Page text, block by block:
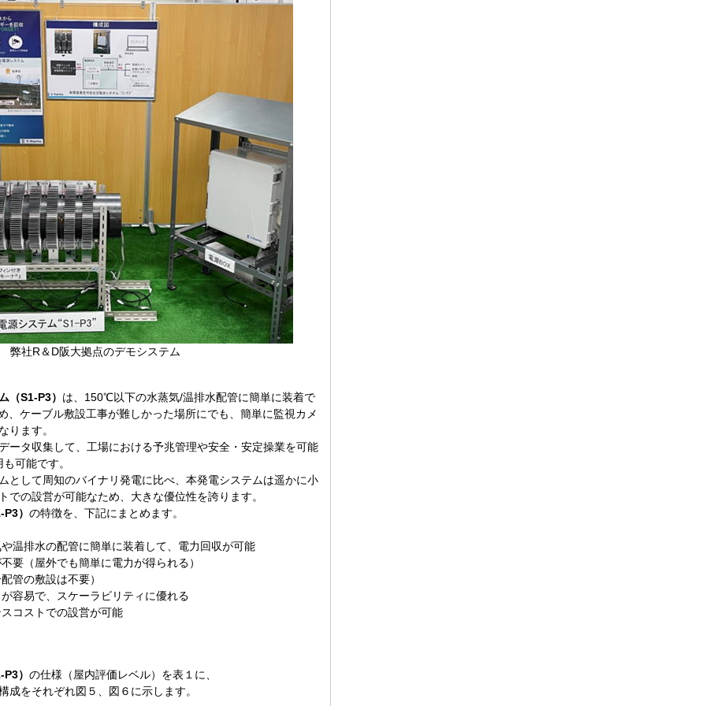
弊社R＆D阪大拠点のデモシステム
（S1-P3） は、150℃以下の水蒸気/温排水配管に簡単に装着で
、ケーブル敷設工事が難しかった場所にでも、簡単に監視カメ
ります。
タ収集して、工場における予兆管理や安全・安定操業を可能
可能です。
して周知のバイナリ発電に比べ、本発電システムは遥かに小
での設営が可能なため、大きな優位性を誇ります。
） の特徴を、下記にまとめます。
排水の配管に簡単に装着して、電力回収が可能
（屋外でも簡単に電力が得られる）
の敷設は不要）
易で、スケーラビリティに優れる
コストでの設営が可能
） の仕様（屋内評価レベル）を表１に、
成をそれぞれ図５、図６に示します。